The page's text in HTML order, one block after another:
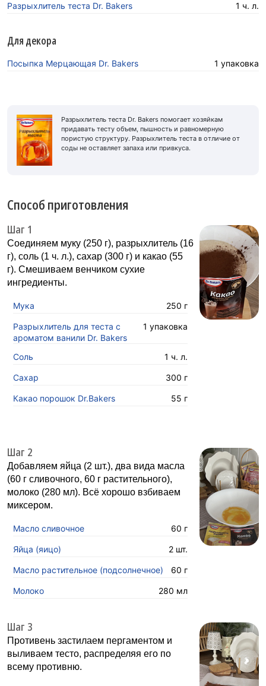
Разрыхлитель теста Dr. Bakers 1 ч. л.
Для декора
Посыпка Мерцающая Dr. Bakers 1 упаковка
Разрыхлитель теста Dr. Bakers помогает хозяйкам
придавать тесту объем, пышность и равномерную
пористую структуру. Разрыхлитель теста в отличие от
соды не оставляет запаха или привкуса.
Способ приготовления
Шаг 1
Соединяем муку (250 г), разрыхлитель (16
г), соль (1 ч. л.), сахар (300 г) и какао (55
г). Смешиваем венчиком сухие
ингредиенты.
Мука 250 г
Разрыхлитель для теста с
ароматом ванили Dr. Bakers
1 упаковка
Соль 1 ч. л.
Сахар 300 г
Какао порошок Dr.Bakers 55 г
Шаг 2
Добавляем яйца (2 шт.), два вида масла
(60 г сливочного, 60 г растительного),
молоко (280 мл). Всё хорошо взбиваем
миксером.
Масло сливочное 60 г
Яйца (яицо) 2 шт.
Масло растительное (подсолнечное) 60 г
Молоко 280 мл
Шаг 3
Противень застилаем пергаментом и
выливаем тесто, распределяя его по
всему противню.